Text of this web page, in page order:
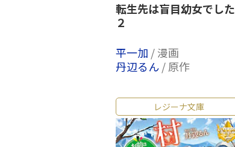
転生先は盲目幼女でした
２
平一加 / 漫画
丹辺るん/ 原作
レジーナ文庫